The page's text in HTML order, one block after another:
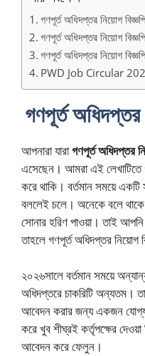
গণপূর্ত অধিদপ্তর নিয়োগ
গণপূর্ত অধিদপ্তর নিয়োগ
গণপূর্ত অধিদপ্তর নিয়োগ
PWD Job Circular
গণপূর্ত
আপনারা যারাগণপূর্ত অধিদপ্তর
এসেছেন। আমরা এই লেখাটিতে
করে থাকি। বর্তমান সময়ে একটি
বললেই চলে। অনেকে বলে থাকে
সোনার হরিণ পাওয়া। তাই
তাহলে গণপূর্ত অধিদপ্তর নিয়োগ
২০২৬সালে বর্তমান সময়ে
অধিদপ্তরে চাকরিটি অন্যতম।
আবেদন করার জন্য একজন যোগ্য
করে খুব শীঘ্রই কর্তৃপক্ষের দেওয়া
আবেদন করে ফেলুন।